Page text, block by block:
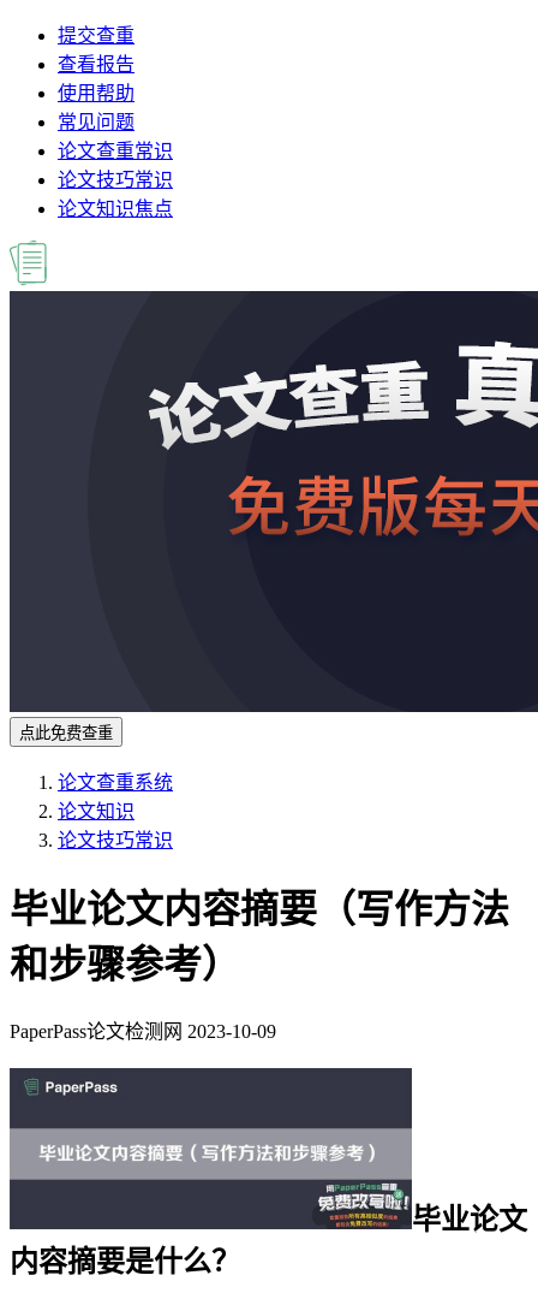
提交查重
查看报告
使用帮助
常见问题
论文查重常识
论文技巧常识
论文知识焦点
点此免费查重
论文查重系统
论文知识
论文技巧常识
毕业论文内容摘要（写作方法
和步骤参考）
PaperPass论文检测网 2023-10-09
毕业论文
内容摘要是什么？